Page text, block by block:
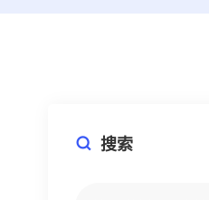
搜索